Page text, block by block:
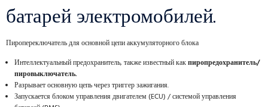
батарей электромобилей.
Пиропереключатель для основной цепи аккумуляторного блока
Интеллектуальный предохранитель, также известный какпиропредохранитель/
пировыключатель.
Разрывает основную цепь через триггер зажигания.
Запускается блоком управления двигателем (ECU) / системой управления